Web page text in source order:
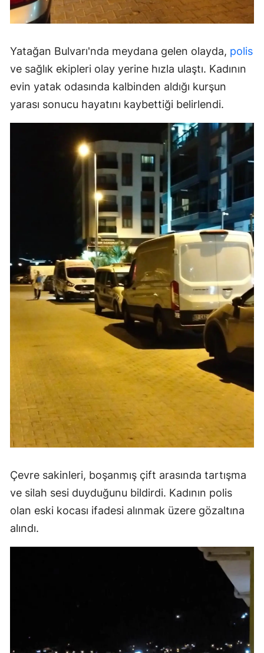
Yatağan Bulvarı'nda meydana gelen olayda, polis
ve sağlık ekipleri olay yerine hızla ulaştı. Kadının
evin yatak odasında kalbinden aldığı kurşun
yarası sonucu hayatını kaybettiği belirlendi.
Çevre sakinleri, boşanmış çift arasında tartışma
ve silah sesi duyduğunu bildirdi. Kadının polis
olan eski kocası ifadesi alınmak üzere gözaltına
alındı.